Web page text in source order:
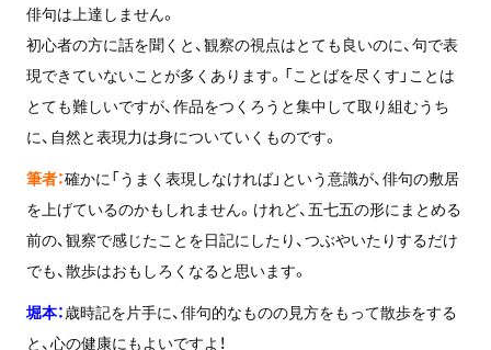
俳句は上達しません。
初心者の方に話を聞くと、観察の視点はとても良いのに、句で表
現できていないことが多くあります。「ことばを尽くす」ことは
とても難しいですが、作品をつくろうと集中して取り組むうち
に、自然と表現力は身についていくものです。
筆者：確かに「うまく表現しなければ」という意識が、俳句の敷居
を上げているのかもしれません。けれど、五七五の形にまとめる
前の、観察で感じたことを日記にしたり、つぶやいたりするだけ
でも、散歩はおもしろくなると思います。
堀本：歳時記を片手に、俳句的なものの見方をもって散歩をする
と、心の健康にもよいですよ！